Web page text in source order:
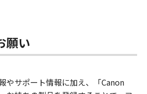
願い
やサポート情報に加え、「Canon